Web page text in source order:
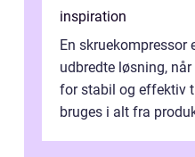
inspiration
En skruekompressor
udbredte løsning,
for stabil og effektiv
bruges i alt fra